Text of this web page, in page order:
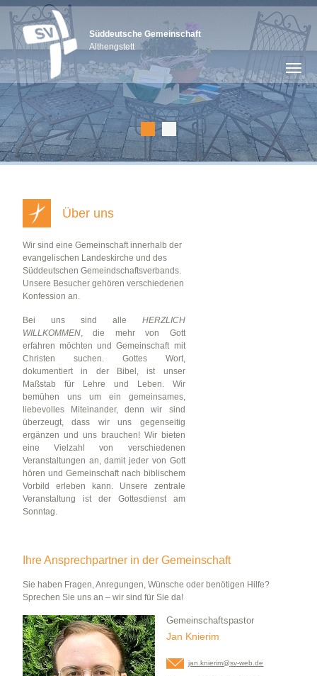
Süddeutsche Gemeinschaft
Althengstett
Über uns
Wir sind eine Gemeinschaft innerhalb der
evangelischen Landeskirche und des
Süddeutschen Gemeindschaftsverbands.
Unsere Besucher gehören verschiedenen
Konfession an.
Bei uns sind alle HERZLICH
WILLKOMMEN, die mehr von Gott
erfahren möchten und Gemeinschaft mit
Christen suchen. Gottes Wort,
dokumentiert in der Bibel, ist unser
Maßstab für Lehre und Leben. Wir
bemühen uns um ein gemeinsames,
liebevolles Miteinander, denn wir sind
überzeugt, dass wir uns gegenseitig
ergänzen und uns brauchen! Wir bieten
eine Vielzahl von verschiedenen
Veranstaltungen an, damit jeder von Gott
hören und Gemeinschaft nach biblischem
Vorbild erleben kann. Unsere zentrale
Veranstaltung ist der Gottesdienst am
Sonntag.
Ihre Ansprechpartner in der Gemeinschaft
Sie haben Fragen, Anregungen, Wünsche oder benötigen Hilfe?
Sprechen Sie uns an – wir sind für Sie da!
Gemeinschaftspastor
Jan Knierim
jan.knierim@sv-web.de